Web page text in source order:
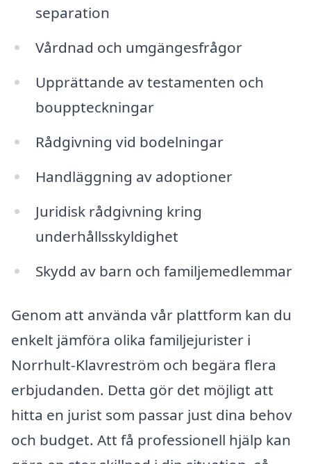
separation
Vårdnad och umgängesfrågor
Upprättande av testamenten och
bouppteckningar
Rådgivning vid bodelningar
Handläggning av adoptioner
Juridisk rådgivning kring
underhållsskyldighet
Skydd av barn och familjemedlemmar
Genom att använda vår plattform kan du
enkelt jämföra olika familjejurister i
Norrhult-Klavreström och begära flera
erbjudanden. Detta gör det möjligt att
hitta en jurist som passar just dina behov
och budget. Att få professionell hjälp kan